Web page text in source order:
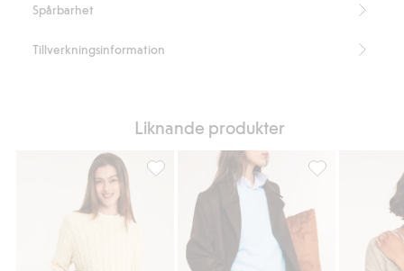
Spårbarhet
Tillverkningsinformation
Liknande produkter
Kabelstickad tröja i bomull, Lägg till i
Oversized